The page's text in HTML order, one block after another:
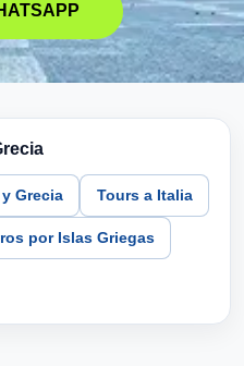
Grecia Tours a Italia
por Islas Griegas